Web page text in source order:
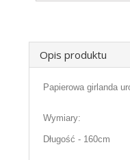
Opis produktu
Papierowa girlanda
Wymiary:
Długość - 160cm